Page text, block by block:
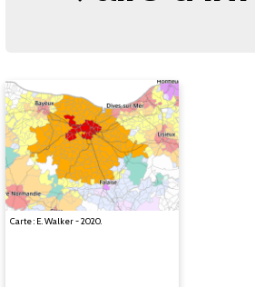
Carte : E. Walker - 2020.